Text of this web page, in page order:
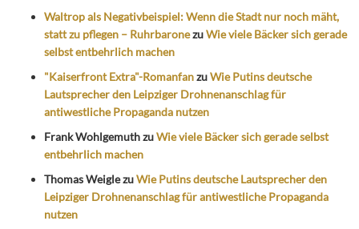
Waltrop als Negativbeispiel: Wenn die Stadt nur noch mäht,
statt zu pflegen – RuhrbaronezuWie viele Bäcker sich gerade
selbst entbehrlich machen
"Kaiserfront Extra"-RomanfanzuWie Putins deutsche
Lautsprecher den Leipziger Drohnenanschlag für
antiwestliche Propaganda nutzen
Frank WohlgemuthzuWie viele Bäcker sich gerade selbst
entbehrlich machen
Thomas WeiglezuWie Putins deutsche Lautsprecher den
Leipziger Drohnenanschlag für antiwestliche Propaganda
nutzen